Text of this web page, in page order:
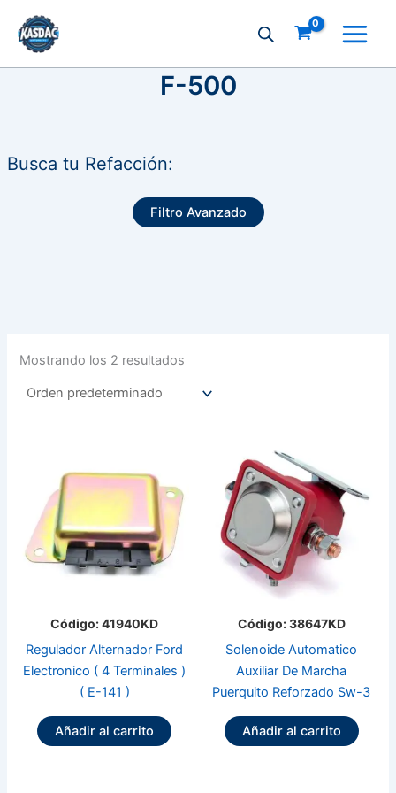
contenido
F-500
Busca tu Refacción:
Filtro Avanzado
Mostrando los 2 resultados
Código: 41940KD
Regulador Alternador Ford
Electronico ( 4 Terminales )
( E-141 )
Añadir al carrito
Código: 38647KD
Solenoide Automatico
Auxiliar De Marcha
Puerquito Reforzado Sw-3
Añadir al carrito